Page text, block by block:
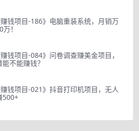
赚钱项目-186》电脑重装系统，月销万
！
赚钱项目-084》问卷调查赚美金项目，
不能赚钱？
赚钱项目-021》抖音打印机项目，无人
500+